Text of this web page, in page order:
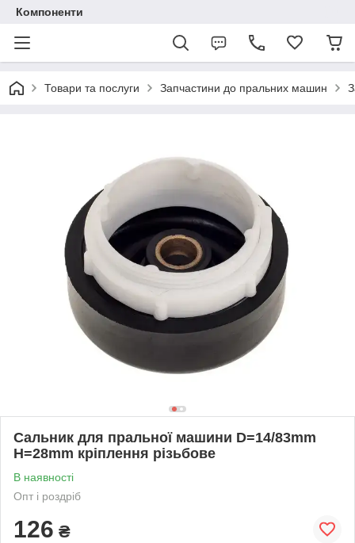
Компоненти
Товари та послуги Запчастини до пральних машин
Сальник для пральної машини D=14/83mm
H=28mm кріплення різьбове
В наявності
Опт і роздріб
126 ₴